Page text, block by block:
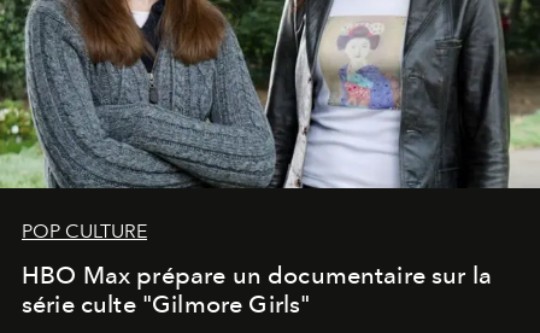
POP CULTURE
HBO Max prépare un documentaire sur la
série culte "Gilmore Girls"